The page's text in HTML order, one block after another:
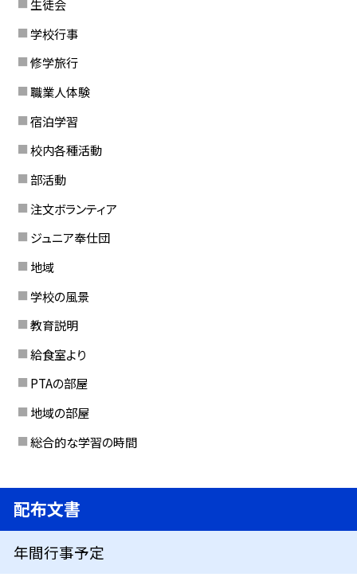
生徒会
学校行事
修学旅行
職業人体験
宿泊学習
校内各種活動
部活動
注文ボランティア
ジュニア奉仕団
地域
学校の風景
教育説明
給食室より
PTAの部屋
地域の部屋
総合的な学習の時間
配布文書
年間行事予定